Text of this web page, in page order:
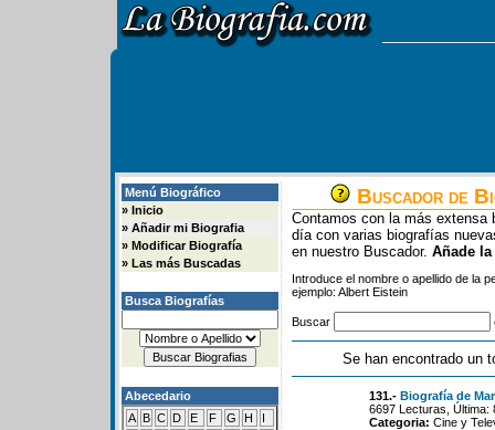
Menú Biográfico
» Inicio
» Añadir mi Biografia
» Modificar Biografía
» Las más Buscadas
Busca Biografías
Abecedario
A B C D E F G H
I
Buscador de
Contamos con la más extensa
día con varias biografías
en nuestro Buscador. Añade
Introduce el nombre o apellido de la
ejemplo: Albert Eistein
Buscar
Se han encontrado un
131.- Biografía de
6697 Lecturas, Última:
Categoria: Cine y